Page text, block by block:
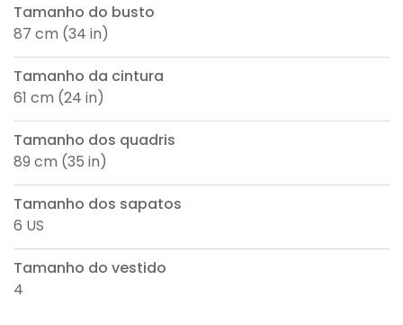
Tamanho do busto
87 cm (34 in)
Tamanho da cintura
61 cm (24 in)
Tamanho dos quadris
89 cm (35 in)
Tamanho dos sapatos
6 US
Tamanho do vestido
4